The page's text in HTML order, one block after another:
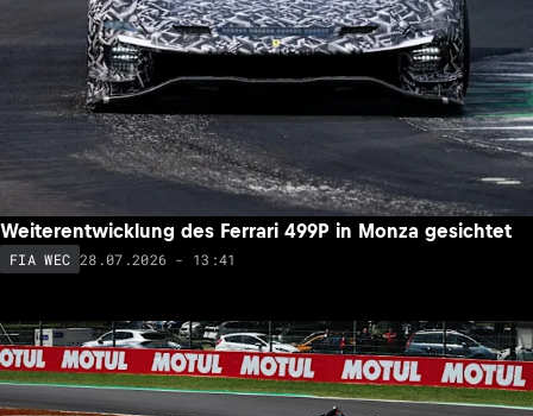
Weiterentwicklung des Ferrari 499P in Monza gesichtet
FIA WEC 28.07.2026 - 13:41